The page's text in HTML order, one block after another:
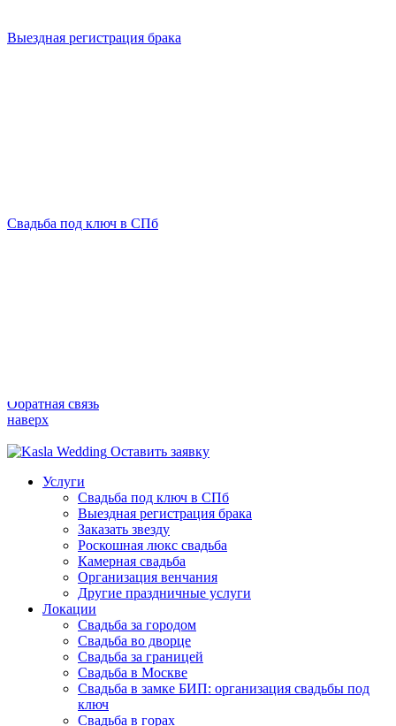
Выездная регистрация брака
Свадьба под ключ в СПб
Обратная связь
наверх
Оставить заявку
Услуги
Свадьба под ключ в СПб
Выездная регистрация брака
Заказать звезду
Роскошная люкс свадьба
Камерная свадьба
Организация венчания
Другие праздничные услуги
Локации
Свадьба за городом
Свадьба во дворце
Свадьба за границей
Свадьба в Москве
Свадьба в замке БИП: организация свадьбы под
ключ
Свадьба в горах